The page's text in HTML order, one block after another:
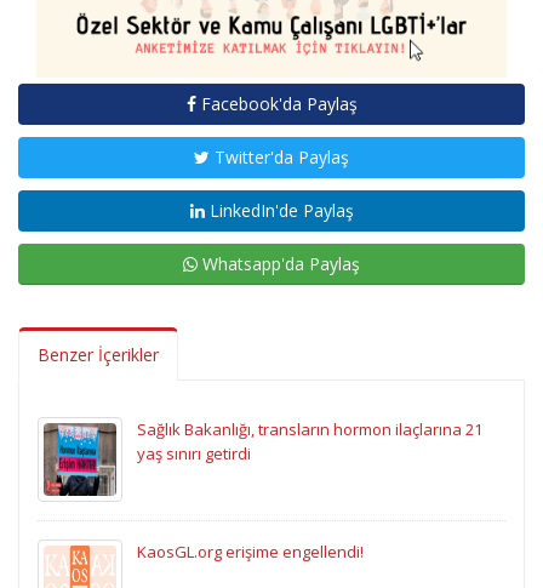
Facebook'da Paylaş
Twitter'da Paylaş
LinkedIn'de Paylaş
Whatsapp'da Paylaş
Benzer İçerikler
Sağlık Bakanlığı, transların hormon ilaçlarına 21
yaş sınırı getirdi
KaosGL.org erişime engellendi!